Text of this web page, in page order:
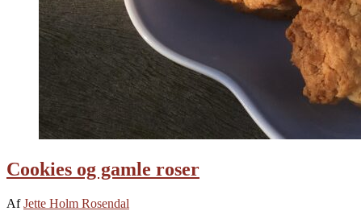
Cookies og gamle roser
AfJette Holm Rosendal